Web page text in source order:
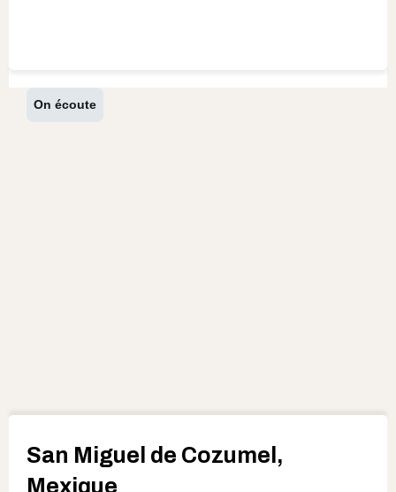
On écoute
San Miguel de Cozumel,
Mexique